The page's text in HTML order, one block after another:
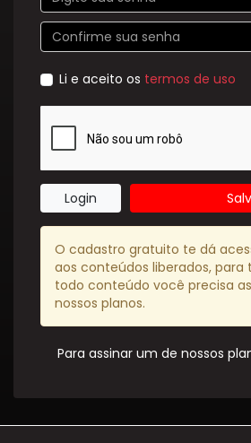
Li e aceito os termos de uso
Login
O cadastro gratuito te dá
aos conteúdos liberados, para
todo conteúdo você precisa
nossos planos.
Para assinar um de nossos